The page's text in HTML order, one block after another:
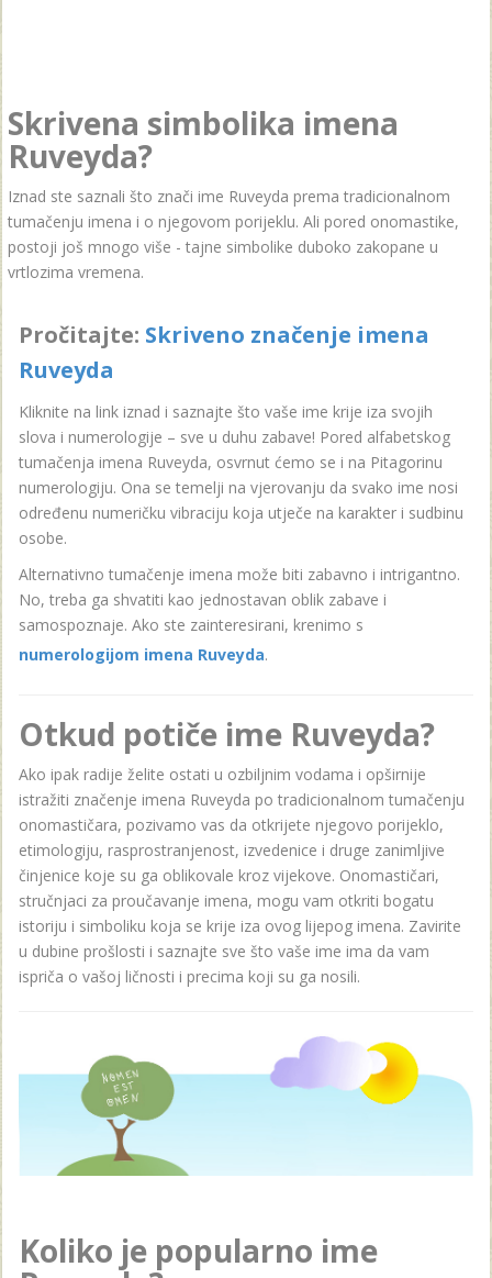
Skrivena simbolika imena
Ruveyda?
Iznad ste saznali što znači ime Ruveyda prema tradicionalnom
tumačenju imena i o njegovom porijeklu. Ali pored onomastike,
postoji još mnogo više - tajne simbolike duboko zakopane u
vrtlozima vremena.
Pročitajte: Skriveno značenje imena
Ruveyda
Kliknite na link iznad i saznajte što vaše ime krije iza svojih
slova i numerologije – sve u duhu zabave! Pored alfabetskog
tumačenja imena Ruveyda, osvrnut ćemo se i na Pitagorinu
numerologiju. Ona se temelji na vjerovanju da svako ime nosi
određenu numeričku vibraciju koja utječe na karakter i sudbinu
osobe.
Alternativno tumačenje imena može biti zabavno i intrigantno.
No, treba ga shvatiti kao jednostavan oblik zabave i
samospoznaje. Ako ste zainteresirani, krenimo s
numerologijom imena Ruveyda.
Otkud potiče ime Ruveyda?
Ako ipak radije želite ostati u ozbiljnim vodama i opširnije
istražiti značenje imena Ruveyda po tradicionalnom tumačenju
onomastičara, pozivamo vas da otkrijete njegovo porijeklo,
etimologiju, rasprostranjenost, izvedenice i druge zanimljive
činjenice koje su ga oblikovale kroz vijekove. Onomastičari,
stručnjaci za proučavanje imena, mogu vam otkriti bogatu
istoriju i simboliku koja se krije iza ovog lijepog imena. Zavirite
u dubine prošlosti i saznajte sve što vaše ime ima da vam
ispriča o vašoj ličnosti i precima koji su ga nosili.
Koliko je popularno ime